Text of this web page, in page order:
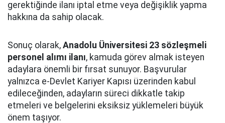
gerektiğinde ilanı iptal etme veya değişiklik yapma
hakkına da sahip olacak.
Sonuç olarak, Anadolu Üniversitesi 23 sözleşmeli
personel alımı ilanı, kamuda görev almak isteyen
adaylara önemli bir fırsat sunuyor. Başvurular
yalnızca e-Devlet Kariyer Kapısı üzerinden kabul
edileceğinden, adayların süreci dikkatle takip
etmeleri ve belgelerini eksiksiz yüklemeleri büyük
önem taşıyor.